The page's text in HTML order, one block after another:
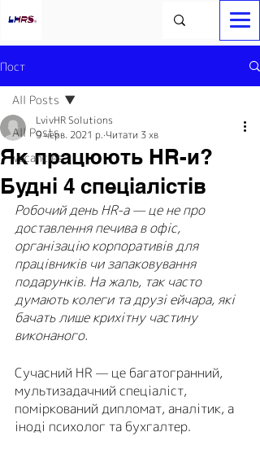
Пост
All Posts
Vacancies
All Posts
Як працюють HR-и?
Будні 4 спеціалістів
LvivHR Solutions
9 черв. 2021 р. Читати 3 хв
Робочий день HR-а — це не про
доставлення печива в офіс,
організацію корпоративів для
працівників чи запаковування
подарунків. На жаль, так часто
думають колеги та друзі ейчара, які
бачать лише крихітну частину
виконаного.
Сучасний HR — це багатогранний,
мультизадачний спеціаліст,
поміркований дипломат, аналітик, а
іноді психолог та бухгалтер.